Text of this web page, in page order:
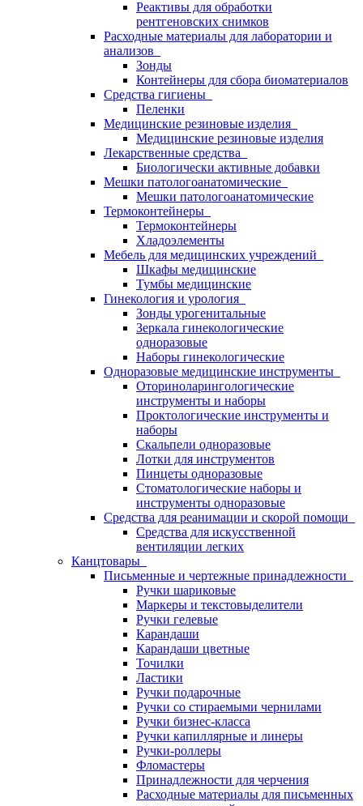
Реактивы для обработки
рентгеновских снимков
Расходные материалы для лаборатории и
анализов
Зонды
Контейнеры для сбора биоматериалов
Средства гигиены
Пеленки
Медицинские резиновые изделия
Медицинские резиновые изделия
Лекарственные средства
Биологически активные добавки
Мешки патологоанатомические
Мешки патологоанатомические
Термоконтейнеры
Термоконтейнеры
Хладоэлементы
Мебель для медицинских учреждений
Шкафы медицинские
Тумбы медицинские
Гинекология и урология
Зонды урогенитальные
Зеркала гинекологические
одноразовые
Наборы гинекологические
Одноразовые медицинские инструменты
Оториноларингологические
инструменты и наборы
Проктологические инструменты и
наборы
Скальпели одноразовые
Лотки для инструментов
Пинцеты одноразовые
Стоматологические наборы и
инструменты одноразовые
Средства для реанимации и скорой помощи
Средства для искусственной
вентиляции легких
Канцтовары
Письменные и чертежные принадлежности
Ручки шариковые
Маркеры и текстовыделители
Ручки гелевые
Карандаши
Карандаши цветные
Точилки
Ластики
Ручки подарочные
Ручки со стираемыми чернилами
Ручки бизнес-класса
Ручки капиллярные и линеры
Ручки-роллеры
Фломастеры
Принадлежности для черчения
Расходные материалы для письменных